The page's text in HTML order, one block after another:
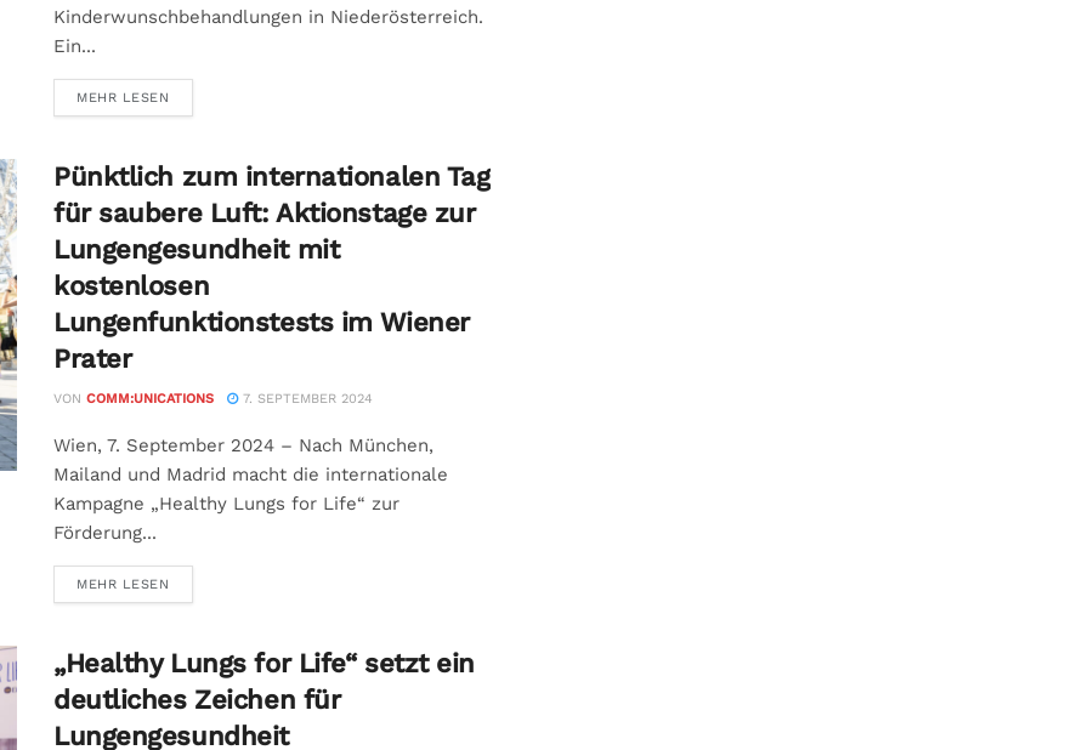
Kinderwunschbehandlungen in Niederösterreich.
Ein...
MEHR LESEN
Pünktlich zum internationalen Tag
für saubere Luft: Aktionstage zur
Lungengesundheit mit
kostenlosen
Lungenfunktionstests im Wiener
Prater
VON COMM:UNICATIONS 7. SEPTEMBER 2024
Wien, 7. September 2024 – Nach München,
Mailand und Madrid macht die internationale
Kampagne „Healthy Lungs for Life“ zur
Förderung...
MEHR LESEN
„Healthy Lungs for Life“ setzt ein
deutliches Zeichen für
Lungengesundheit